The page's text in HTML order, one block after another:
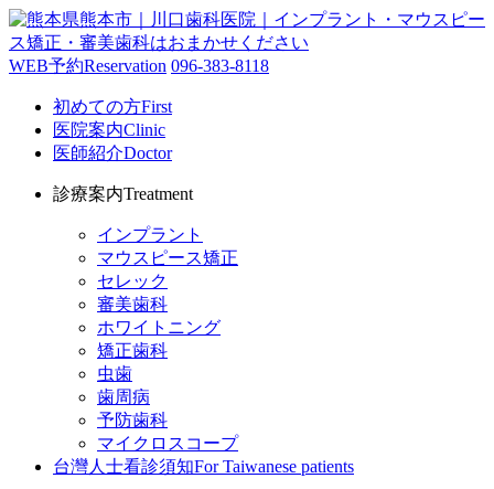
WEB予約Reservation 096-383-8118
初めての方First
医院案内Clinic
医師紹介Doctor
診療案内Treatment
インプラント
マウスピース矯正
セレック
審美歯科
ホワイトニング
矯正歯科
虫歯
歯周病
予防歯科
マイクロスコープ
台灣人士看診須知For Taiwanese patients